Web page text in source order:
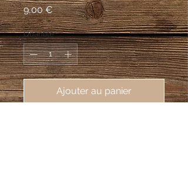
9,00 €Prix
Quantité *
Ajouter au panier